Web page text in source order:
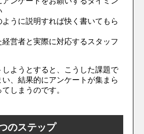
ように説明すれば快く書いてもら
経営者と実際に対応するスタッフ
しようとすると、こうした課題で
、結果的にアンケートが集まら
しまうのです。
のステップ